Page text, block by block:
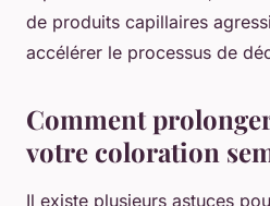
de produits capillaires
accélérer le processus de
Comment
votre coloration
Il existe plusieurs astuces